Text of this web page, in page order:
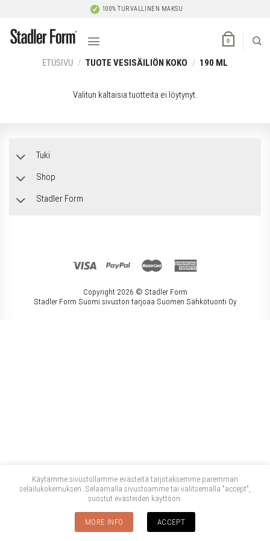
content
100% TURVALLINEN MAKSU
0
ETUSIVU / TUOTE VESISÄILIÖN KOKO / 190 ML
Valitun kaltaisia tuotteita ei löytynyt.
Tuki
Shop
Stadler Form
Copyright 2026 © Stadler Form
Stadler Form Suomi sivuston tarjoaa Suomen Sähkötuonti Oy
Käytämme sivustollamme evästeitä tarjotaksemme paremman
selailukokemuksen. Selaamalla sivustoamme tai valitsemalla "accept",
suostut evästeiden käyttöön.
MORE INFO ACCEPT